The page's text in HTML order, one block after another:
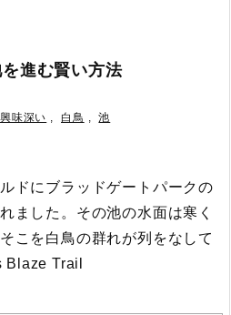
進む賢い方法
興味深い , 白鳥 , 池
ドにブラッドゲートパークの
ました。 その池の水面は寒く
こを白鳥の群れが列をなして
Blaze Trail